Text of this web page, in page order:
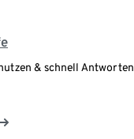
& schnell Antworten